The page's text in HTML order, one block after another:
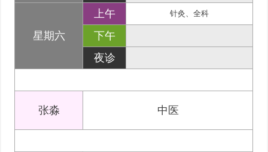
星期六
上午 针灸、全科
下午
夜诊
张淼 中医